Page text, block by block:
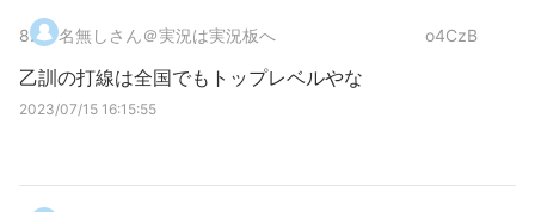
8. 名無しさん＠実況は実況板へ o4CzB
乙訓の打線は全国でもトップレベルやな
2023/07/15 16:15:55